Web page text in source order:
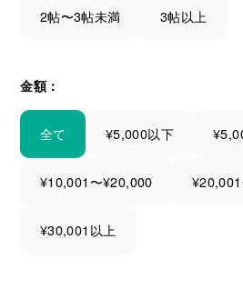
2帖〜3帖未満 3帖以上
金額：
全て ¥5,000以下
¥10,001〜¥20,000
¥30,001以上